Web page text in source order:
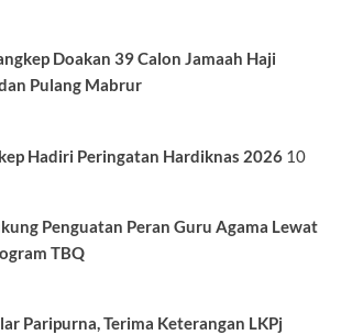
Doakan 39 Calon Jamaah Haji
Pulang Mabrur
Hadiri Peringatan Hardiknas 2026 10
Penguatan Peran Guru Agama Lewat
TBQ
Paripurna, Terima Keterangan LKPj